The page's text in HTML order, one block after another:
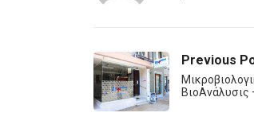
Previous